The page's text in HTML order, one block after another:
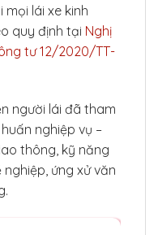
lái xe kinh
quy định tại Nghị
tư 12/2020/TT-
người lái đã tham
nghiệp vụ –
thông, kỹ năng
ứng xử văn